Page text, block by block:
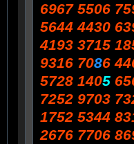
6967 5506
5644 4430
4193 3715
9316 7086
5728 1405
7252 9703
1752 5344
2676 7706